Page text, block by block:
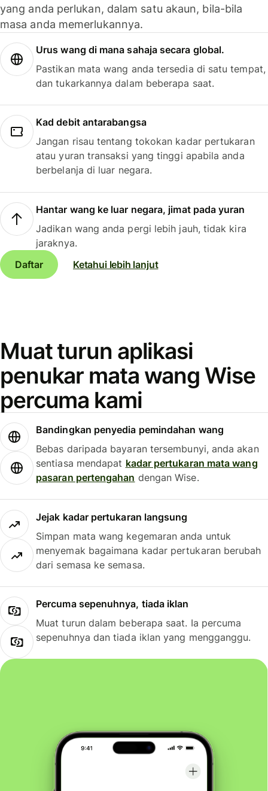
yang anda perlukan, dalam satu akaun, bila-bila
masa anda memerlukannya.
Urus wang di mana sahaja secara global.
Pastikan mata wang anda tersedia di satu tempat,
dan tukarkannya dalam beberapa saat.
Kad debit antarabangsa
Jangan risau tentang tokokan kadar pertukaran
atau yuran transaksi yang tinggi apabila anda
berbelanja di luar negara.
Hantar wang ke luar negara, jimat pada yuran
Jadikan wang anda pergi lebih jauh, tidak kira
jaraknya.
Daftar
Ketahui lebih lanjut
Muat turun aplikasi
penukar mata wang Wise
percuma kami
Bandingkan penyedia pemindahan wang
Bebas daripada bayaran tersembunyi, anda akan
sentiasa mendapat kadar pertukaran mata wang
pasaran pertengahan dengan Wise.
Jejak kadar pertukaran langsung
Simpan mata wang kegemaran anda untuk
menyemak bagaimana kadar pertukaran berubah
dari semasa ke semasa.
Percuma sepenuhnya, tiada iklan
Muat turun dalam beberapa saat. Ia percuma
sepenuhnya dan tiada iklan yang mengganggu.